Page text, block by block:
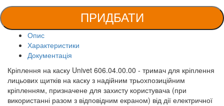
ПРИДБАТИ
Опис
Характеристики
Документація
Кріплення на каску Univet 606.04.00.00 - тримач для кріплення
лицьових щитків на каску з надійним трьохпозиційним
кріпленням, призначене для захисту користувача (при
використанні разом з відповідним екраном) від дії електричної